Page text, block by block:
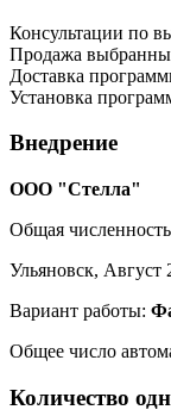
Консультации по
Продажа
Доставка
Установка
Внедрение
ООО "Стелла"
Общая
Ульяновск, Август
Вариант работы:
Общее число
Количество